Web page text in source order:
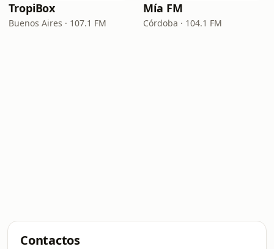
TropiBox
Buenos Aires · 107.1 FM
Mía FM
Córdoba · 104.1 FM
Contactos